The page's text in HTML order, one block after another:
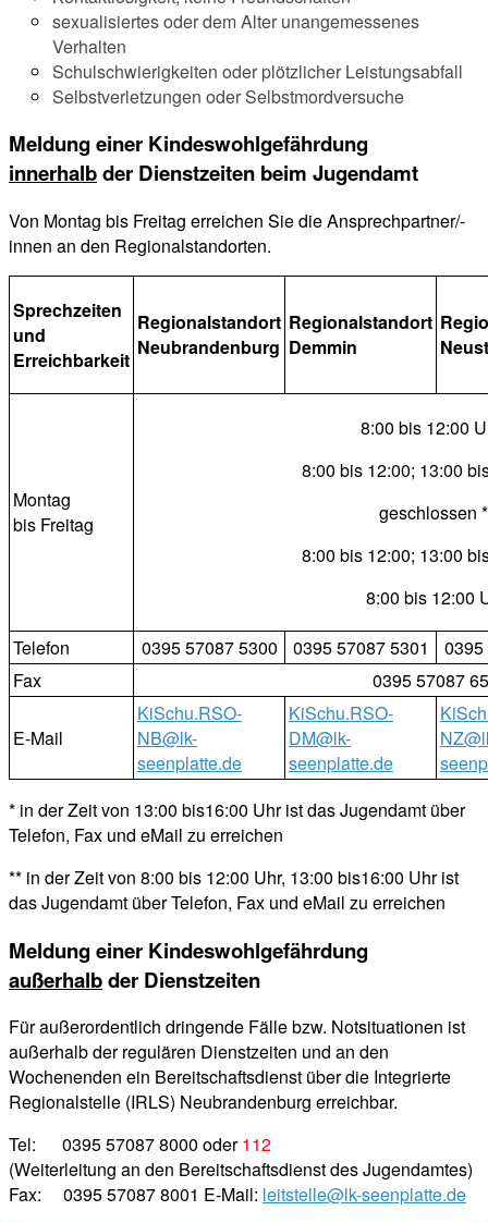
sexualisiertes oder dem Alter unangemessenes
Verhalten
Schulschwierigkeiten oder plötzlicher Leistungsabfall
Selbstverletzungen oder Selbstmordversuche
Meldung einer Kindeswohlgefährdung
innerhalbder Dienstzeiten beim Jugendamt
Von Montag bis Freitag erreichen Sie die Ansprechpartner/-
innen an den Regionalstandorten.
Sprechzeiten
und
Erreichbarkeit
Regionalstandort
Neubrandenburg
Regionalstandort
Demmin
Montag
bis Freitag
8:00 bis 12:00
8:00 bis 12:00; 13:00
geschlossen
8:00 bis 12:00; 13:00
8:00 bis 12:00
Telefon
0395 57087 5300 0395 57087 5301
Fax
0395 57087
E-Mail
KiSchu.RSO-
NB@lk-
seenplatte.de
KiSchu.RSO-
DM@lk-
seenplatte.de
* in der Zeit von 13:00 bis16:00 Uhr ist das Jugendamt über
Telefon, Fax und eMail zu erreichen
** in der Zeit von 8:00 bis 12:00 Uhr, 13:00 bis16:00 Uhr ist
das Jugendamt über Telefon, Fax und eMail zu erreichen
Meldung einer Kindeswohlgefährdung
außerhalbder Dienstzeiten
Für außerordentlich dringende Fälle bzw. Notsituationen ist
außerhalb der regulären Dienstzeiten und an den
Wochenenden ein Bereitschaftsdienst über die Integrierte
Regionalstelle (IRLS) Neubrandenburg erreichbar.
Tel: 0395 57087 8000 oder112
(Weiterleitung an den Bereitschaftsdienst des Jugendamtes)
Fax: 0395 57087 8001 E-Mail: leitstelle@lk-seenplatte.de